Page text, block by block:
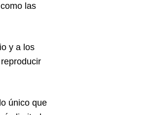
las
y a los
único que